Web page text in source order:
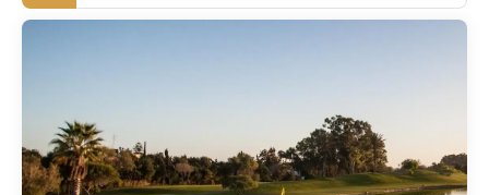
disponible 24 horas y aparcamiento sin asistencia
gratuito.